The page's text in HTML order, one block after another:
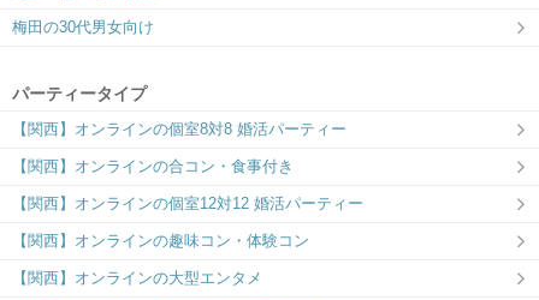
梅田の30代男女向け
パーティータイプ
【関西】オンラインの個室8対8 婚活パーティー
【関西】オンラインの合コン・食事付き
【関西】オンラインの個室12対12 婚活パーティー
【関西】オンラインの趣味コン・体験コン
【関西】オンラインの大型エンタメ